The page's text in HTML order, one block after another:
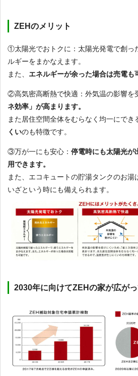
ZEHのメリット
①太陽光でおトクに：太陽光発電で創っ
ルギーをまかなえます。
また、 エネルギーが余った場合は売電も
②高気密高断熱で快適：外気温の影響を
ネ効率」が高まります。
また居住空間全体をむらなく均一にでき
くいのも特徴です。
③万が一にも安心： 停電時にも太陽光が
用できます。
また、エコキュートの貯湯タンクのお湯
いざという時にも備えられます。
2030年に向けてZEHの家が広が